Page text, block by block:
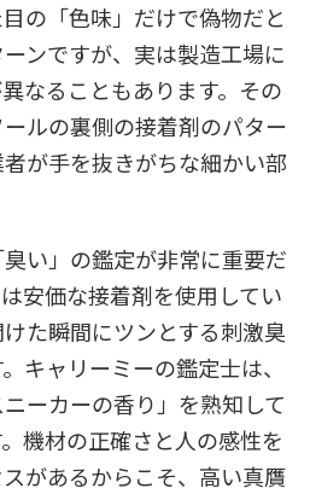
の「色味」だけで偽物だと
ンですが、実は製造工場に
なることもあります。その
ルの裏側の接着剤のパター
が手を抜きがちな細かい部
い」の鑑定が非常に重要だ
安価な接着剤を使用してい
た瞬間にツンとする刺激臭
キャリーミーの鑑定士は、
ーカーの香り」を熟知して
機材の正確さと人の感性を
があるからこそ、高い真贋